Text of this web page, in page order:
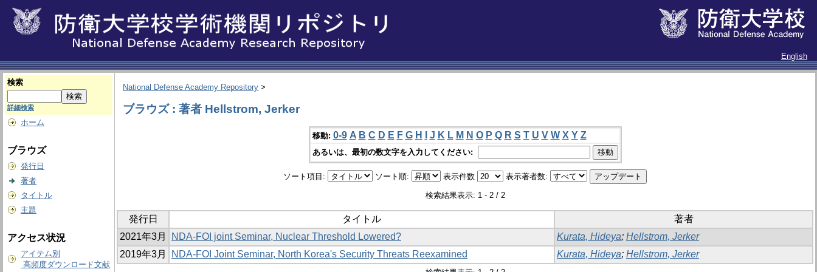
English
検索
詳細検索
ホーム
ブラウズ
発行日
著者
タイトル
主題
アクセス状況
アイテム別
高頻度ダウンロード文献
National Defense Academy Repository >
ブラウズ : 著者 Hellstrom, Jerker
移動: 0-9 A B C D E F G H J K L M N O P Q R S T U V W X Y Z
あるいは、最初の数文字を入力してください:
ソート項目: ソート順: 表示件数 表示著者数:
検索結果表示: 1 - 2 / 2
発行日 タイトル
著者
2021年3月
NDA-FOI joint Seminar, Nuclear Threshold Lowered? Kurata, Hideya; Hellstrom, Jerker
2019年3月
NDA‐FOI Joint Seminar, North Korea's Security Threats Reexamined Kurata, Hideya; Hellstrom, Jerker